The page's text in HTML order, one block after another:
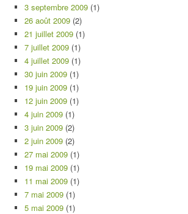
3 septembre 2009 (1)
26 août 2009 (2)
21 juillet 2009 (1)
7 juillet 2009 (1)
4 juillet 2009 (1)
30 juin 2009 (1)
19 juin 2009 (1)
12 juin 2009 (1)
4 juin 2009 (1)
3 juin 2009 (2)
2 juin 2009 (2)
27 mai 2009 (1)
19 mai 2009 (1)
11 mai 2009 (1)
7 mai 2009 (1)
5 mai 2009 (1)